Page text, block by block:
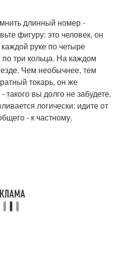
длинный номер -
фигуру: это человек, он
руке по четыре
три кольца. На каждом
Чем необычнее, тем
токарь, он же
такого вы долго не забудете.
логически: идите от
- к частному.